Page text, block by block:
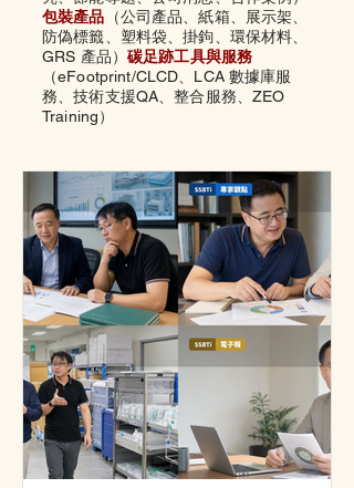
包裝產品 （公司產品、紙箱、
展示架、
防偽標籤、 塑料袋、掛鉤、 環保材料、
GRS 產品） 碳足跡工具與服務
（eFootprint/CLCD、LCA 數據庫服
務、技術支援QA、整合服務、ZEO
Training）